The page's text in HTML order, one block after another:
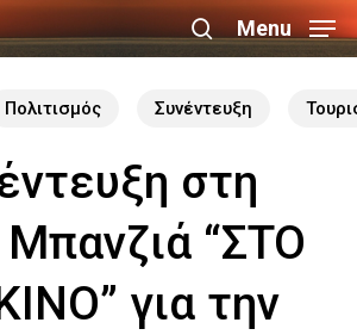
search
Menu
Πολιτισμός Συνέντευξη
στη
Μπανζιά “ΣΤΟ
για την
Menu